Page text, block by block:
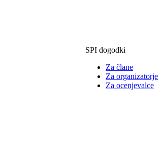
SPI dogodki
Za člane
Za organizatorje
Za ocenjevalce